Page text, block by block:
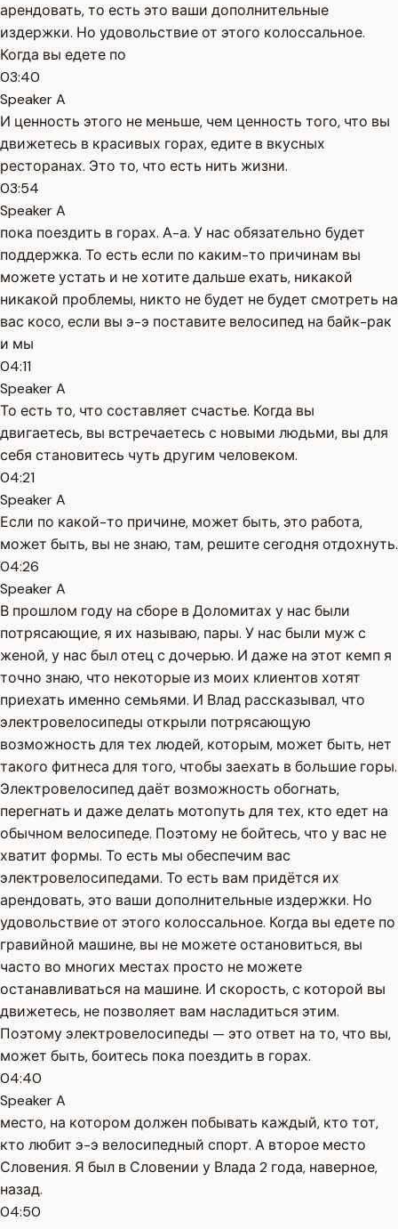
арендовать, то есть это ваши дополнительные
издержки. Но удовольствие от этого колоссальное.
Когда вы едете по
03:40
Speaker A
И ценность этого не меньше, чем ценность того, что вы
движетесь в красивых горах, едите в вкусных
ресторанах. Это то, что есть нить жизни.
03:54
Speaker A
пока поездить в горах. А-а. У нас обязательно будет
поддержка. То есть если по каким-то причинам вы
можете устать и не хотите дальше ехать, никакой
никакой проблемы, никто не будет не будет смотреть на
вас косо, если вы э-э поставите велосипед на байк-рак
и мы
04:11
Speaker A
То есть то, что составляет счастье. Когда вы
двигаетесь, вы встречаетесь с новыми людьми, вы для
себя становитесь чуть другим человеком.
04:21
Speaker A
Если по какой-то причине, может быть, это работа,
может быть, вы не знаю, там, решите сегодня отдохнуть.
04:26
Speaker A
В прошлом году на сборе в Доломитах у нас были
потрясающие, я их называю, пары. У нас были муж с
женой, у нас был отец с дочерью. И даже на этот кемп я
точно знаю, что некоторые из моих клиентов хотят
приехать именно семьями. И Влад рассказывал, что
электровелосипеды открыли потрясающую
возможность для тех людей, которым, может быть, нет
такого фитнеса для того, чтобы заехать в большие горы.
Электровелосипед даёт возможность обогнать,
перегнать и даже делать мотопуть для тех, кто едет на
обычном велосипеде. Поэтому не бойтесь, что у вас не
хватит формы. То есть мы обеспечим вас
электровелосипедами. То есть вам придётся их
арендовать, это ваши дополнительные издержки. Но
удовольствие от этого колоссальное. Когда вы едете по
гравийной машине, вы не можете остановиться, вы
часто во многих местах просто не можете
останавливаться на машине. И скорость, с которой вы
движетесь, не позволяет вам насладиться этим.
Поэтому электровелосипеды — это ответ на то, что вы,
может быть, боитесь пока поездить в горах.
04:40
Speaker A
место, на котором должен побывать каждый, кто тот,
кто любит э-э велосипедный спорт. А второе место
Словения. Я был в Словении у Влада 2 года, наверное,
назад.
04:50